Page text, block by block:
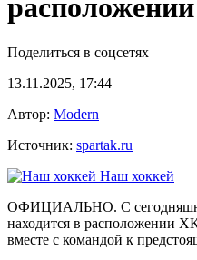
Поделиться в соцсетях
13.11.2025, 17:44
Автор: Modern
Источник: spartak.ru
Наш хоккей
ОФИЦИАЛЬНО. С
находится в расположении
вместе с командой к